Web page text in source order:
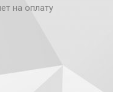
на оплату